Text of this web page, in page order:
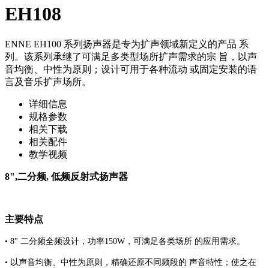
EH108
ENNE EH100 系列扬声器是专为扩声领域新定义的产品 系
列。该系列承继了可满足多类型场所扩声需求的宗 旨，以声
音均衡、中性为原则；设计可用于各种流动 或固定安装的语
言及音乐扩声场所。
详细信息
规格参数
相关下载
相关配件
教学视频
8",二分频, 低频反射式扬声器
主要特点
• 8" 二分频全频设计，功率150W，可满足各类场所 的应用需求。
• 以声音均衡、中性为原则，精确还原不同频段的 声音特性；使之在